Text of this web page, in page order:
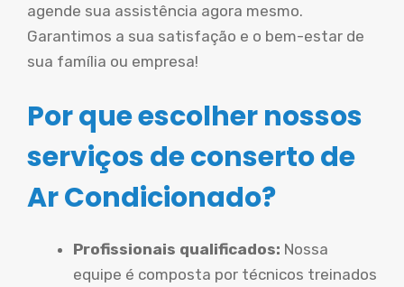
agende sua assistência agora mesmo.
Garantimos a sua satisfação e o bem-estar de
sua família ou empresa!
Por que escolher nossos
serviços de conserto de
Ar Condicionado?
Profissionais qualificados: Nossa
equipe é composta por técnicos treinados